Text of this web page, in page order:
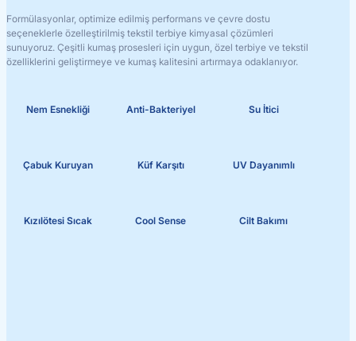
Formülasyonlar, optimize edilmiş performans ve çevre dostu
seçeneklerle özelleştirilmiş tekstil terbiye kimyasal çözümleri
sunuyoruz. Çeşitli kumaş prosesleri için uygun, özel terbiye ve tekstil
özelliklerini geliştirmeye ve kumaş kalitesini artırmaya odaklanıyor.
Nem Esnekliği Anti-Bakteriyel Su İtici
Çabuk Kuruyan Küf Karşıtı UV Dayanımlı
Kızılötesi Sıcak Cool Sense Cilt Bakımı